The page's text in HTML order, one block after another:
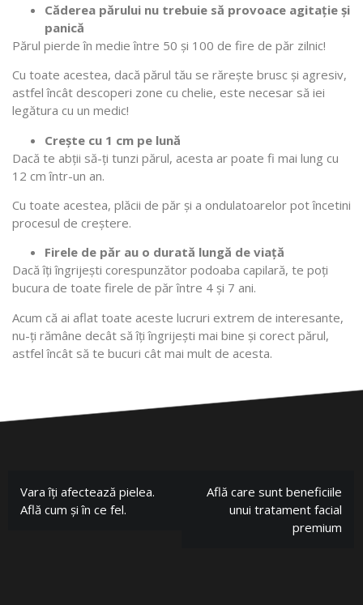
Căderea părului nu trebuie să provoace agitație și
panică
Părul pierde în medie între 50 și 100 de fire de păr zilnic!
Cu toate acestea, dacă părul tău se rărește brusc și agresiv,
astfel încât descoperi zone cu chelie, este necesar să iei
legătura cu un medic!
Crește cu 1 cm pe lună
Dacă te abții să-ți tunzi părul, acesta ar poate fi mai lung cu
12 cm într-un an.
Cu toate acestea, plăcii de păr și a ondulatoarelor pot încetini
procesul de creștere.
Firele de păr au o durată lungă de viață
Dacă îți îngrijești corespunzător podoaba capilară, te poți
bucura de toate firele de păr între 4 și 7 ani.
Acum că ai aflat toate aceste lucruri extrem de interesante,
nu-ți rămâne decât să îți îngrijești mai bine și corect părul,
astfel încât să te bucuri cât mai mult de acesta.
Vara îți afectează pielea.
Află cum și în ce fel.
Află care sunt beneficiile
unui tratament facial
premium